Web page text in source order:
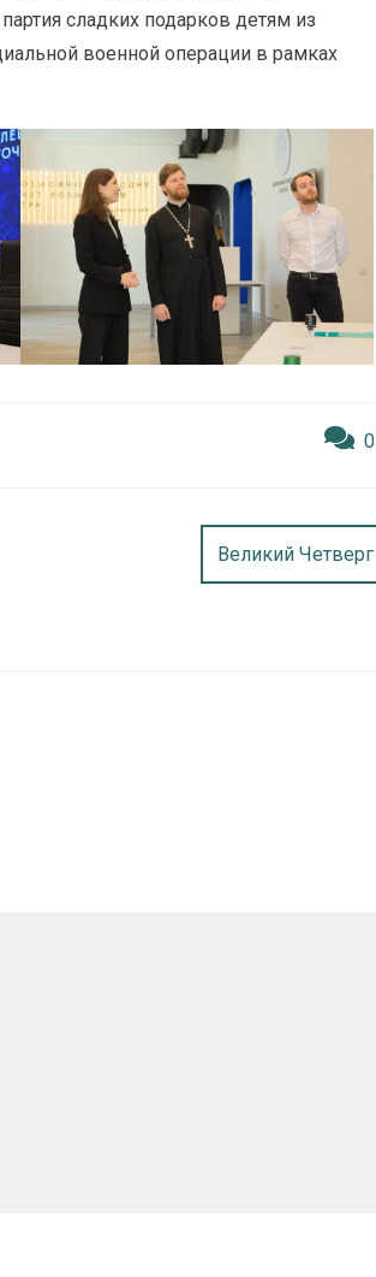
сладких подарков детям из
военной операции в рамках
0
Великий Четверг